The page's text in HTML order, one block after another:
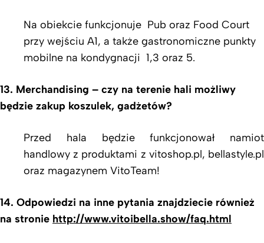
Na obiekcie funkcjonuje Pub oraz Food Court
przy wejściu A1, a także gastronomiczne punkty
mobilne na kondygnacji 1,3 oraz 5.
13. Merchandising – czy na terenie hali możliwy
będzie zakup koszulek, gadżetów?
Przed hala będzie funkcjonował namiot
handlowy z produktami z vitoshop.pl, bellastyle.pl
oraz magazynem VitoTeam!
14. Odpowiedzi na inne pytania znajdziecie również
na stronie http://www.vitoibella.show/faq.html